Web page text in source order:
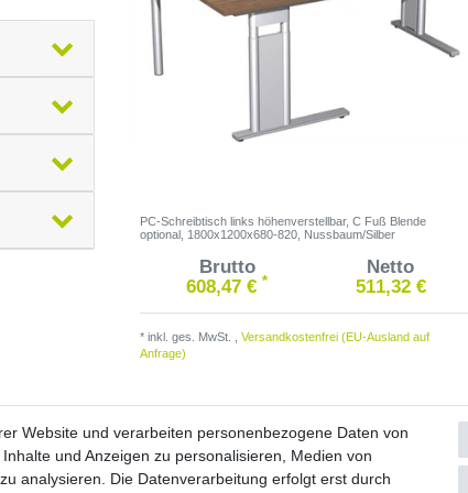
PC-Schreibtisch links höhenverstellbar, C Fuß Blende
optional, 1800x1200x680-820, Nussbaum/Silber
Brutto
Netto
608,47 €* 511,32 €
*inkl. ges. MwSt. ,Versandkostenfrei (EU-Ausland auf
Anfrage)
Widerrufs­formular Impressum Daten­schutz­erklärung
Website und verarbeiten personenbezogene Daten von
und Anzeigen zu personalisieren, Medien von
analysieren. Die Datenverarbeitung erfolgt erst durch